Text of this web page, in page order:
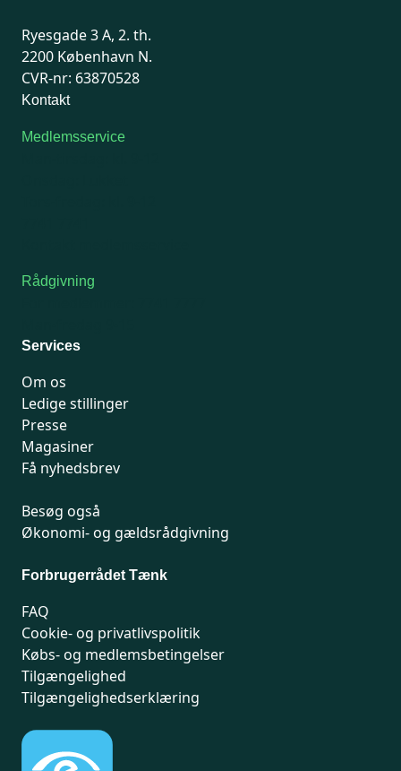
Ryesgade 3 A, 2. th.
2200 København N.
CVR-nr: 63870528
Kontakt
Medlemsservice
Rådgivning
Services
Om os
Ledige stillinger
Presse
Magasiner
Få nyhedsbrev
Besøg også
Økonomi- og gældsrådgivning
Forbrugerrådet Tænk
FAQ
Cookie- og privatlivspolitik
Købs- og medlemsbetingelser
Tilgængelighed
Tilgængelighedserklæring